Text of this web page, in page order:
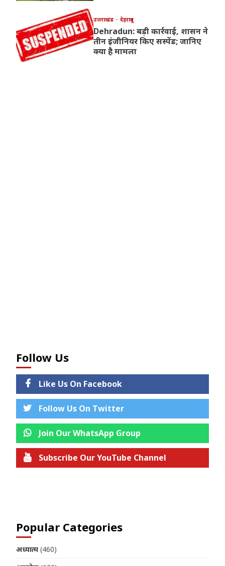
उत्तराखंड देहरादून
Dehradun: बड़ी कार्रवाई, शासन ने
तीन इंजीनियर किए सस्पेंड; जानिए
क्या है मामला
Follow Us
Like Us On Facebook
Follow Us On Twitter
Join Our WhatsApp Group
Subscribe Our YouTube Channel
Popular Categories
अध्यात्म (460)